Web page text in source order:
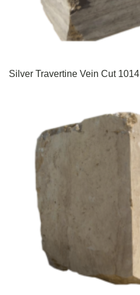
Silver Travertine Vein Cut 1014